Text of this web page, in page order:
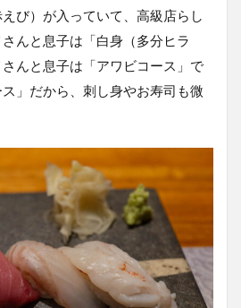
び）が入っていて、高級店らし
んと息子は「白身（多分ヒラ
んと息子は「アワビコース」で
」だから、刺し身やお寿司も微